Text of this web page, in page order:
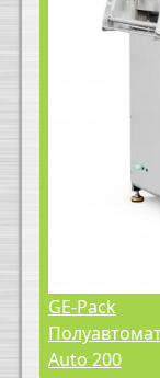
GE-Pack
Auto 200